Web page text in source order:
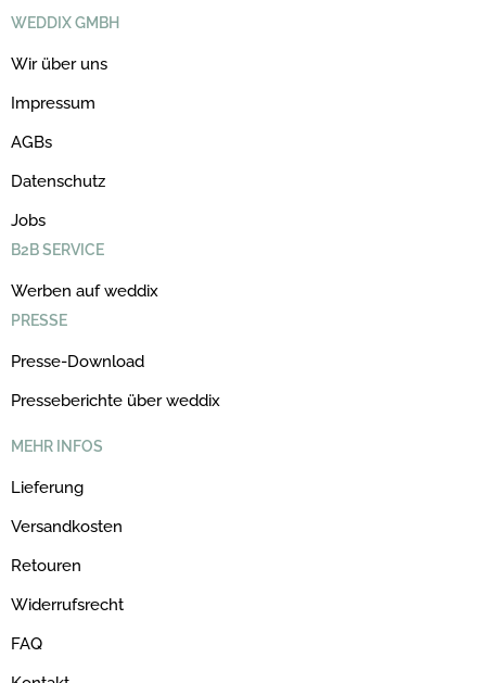
WEDDIX GMBH
Wir über uns
Impressum
AGBs
Datenschutz
Jobs
B2B SERVICE
Werben auf weddix
PRESSE
Presse-Download
Presseberichte über weddix
MEHR INFOS
Lieferung
Versandkosten
Retouren
Widerrufsrecht
FAQ